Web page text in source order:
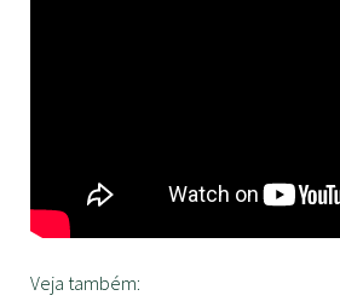
Veja também: